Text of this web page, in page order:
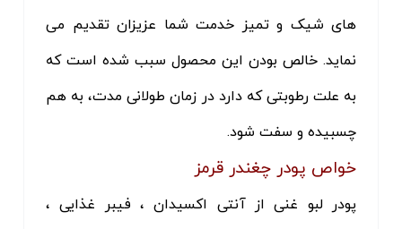
های شیک و تمیز خدمت شما عزیزان تقدیم می
نماید. خالص بودن این محصول سبب شده است که
به علت رطوبتی که دارد در زمان طولانی مدت، به هم
چسبیده و سفت شود.
خواص پودر چغندر قرمز
پودر لبو غنی از آنتی اکسیدان ، فیبر غذایی ،